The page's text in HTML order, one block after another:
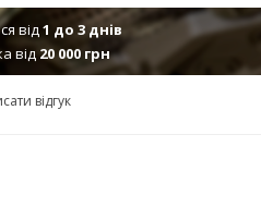
від1 до 3 днів
від 20 000 грн
відгук